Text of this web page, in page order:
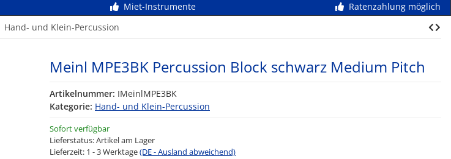
Miet-Instrumente
Ratenzahlung möglich
Hand- und Klein-Percussion
Meinl MPE3BK Percussion Block schwarz Medium Pitch
Artikelnummer: IMeinlMPE3BK
Kategorie: Hand- und Klein-Percussion
Sofort verfügbar
Lieferstatus: Artikel am Lager
Lieferzeit: 1 - 3 Werktage(DE - Ausland abweichend)